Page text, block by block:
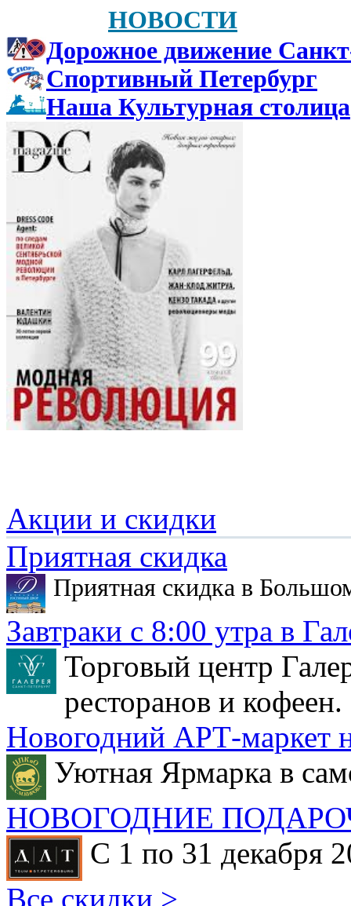
НОВОСТИ
Дорожное движение
Спортивный Петербург
Наша Культурная столица
Акции и скидки
Приятная скидка
Приятная скидка в
Завтраки с 8:00 утра в
Торговый центр
ресторанов и кофеен.
Новогодний АРТ-маркет
Уютная Ярмарка в
НОВОГОДНИЕ
С 1 по 31 декабря
Все скидки >